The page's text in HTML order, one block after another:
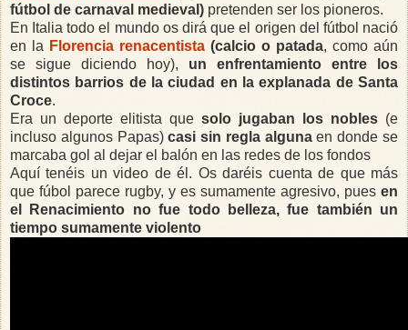
fútbol de carnaval medieval) pretenden ser los pioneros.
En Italia todo el mundo os dirá que el origen del fútbol nació
en la Florencia renacentista (calcio o patada, como aún
se sigue diciendo hoy), un enfrentamiento entre los
distintos barrios de la ciudad en la explanada de Santa
Croce.
Era un deporte elitista que solo jugaban los nobles (e
incluso algunos Papas)casi sin regla algunaen donde se
marcaba gol al dejar el balón en las redes de los fondos
Aquí tenéis un video de él. Os daréis cuenta de que más
que fúbol parece rugby, y es sumamente agresivo, pues en
el Renacimiento no fue todo belleza, fue también un
tiempo sumamente violento